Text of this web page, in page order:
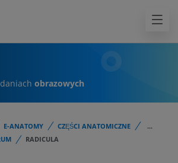
obrazowych
E-ANATOMY CZĘŚCI ANATOMICZNE
...
RADICULA